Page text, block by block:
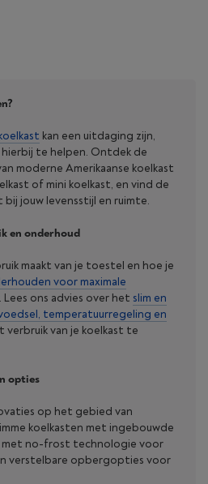
kan een uitdaging zijn,
hierbij te helpen. Ontdek de
moderne Amerikaanse koelkast
of mini koelkast, en vind de
jouw levensstijl en ruimte.
en onderhoud
maakt van je toestel en hoe je
voor maximale
. Lees ons advies over het slim en
temperatuurregeling en
verbruik van je koelkast te
opties
op het gebied van
koelkasten met ingebouwde
met no-frost technologie voor
verstelbare opbergopties voor